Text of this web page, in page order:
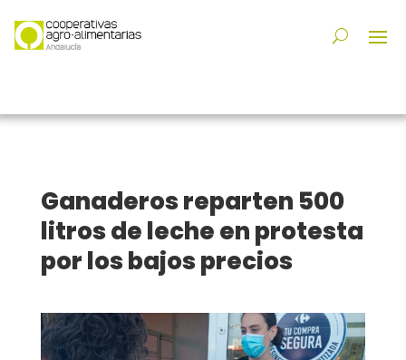
Ganaderos reparten 500
litros de leche en protesta
por los bajos precios